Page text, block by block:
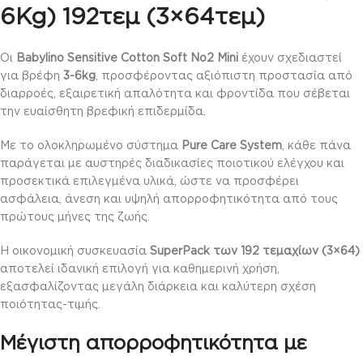
6Kg) 192τεμ (3×64τεμ)
Οι Babylino Sensitive Cotton Soft No2 Mini έχουν σχεδιαστεί
για βρέφη 3-6kg, προσφέροντας αξιόπιστη προστασία από
διαρροές, εξαιρετική απαλότητα και φροντίδα που σέβεται
την ευαίσθητη βρεφική επιδερμίδα.
Με το ολοκληρωμένο σύστημα Pure Care System, κάθε πάνα
παράγεται με αυστηρές διαδικασίες ποιοτικού ελέγχου και
προσεκτικά επιλεγμένα υλικά, ώστε να προσφέρει
ασφάλεια, άνεση και υψηλή απορροφητικότητα από τους
πρώτους μήνες της ζωής.
Η οικονομική συσκευασία SuperPack των 192 τεμαχίων (3×64)
αποτελεί ιδανική επιλογή για καθημερινή χρήση,
εξασφαλίζοντας μεγάλη διάρκεια και καλύτερη σχέση
ποιότητας-τιμής.
Μέγιστη απορροφητικότητα με